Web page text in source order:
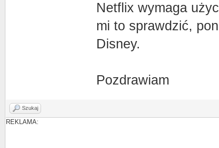
Netflix wymaga
mi to sprawdzić,
Disney.
Pozdrawiam
Szukaj
REKLAMA: